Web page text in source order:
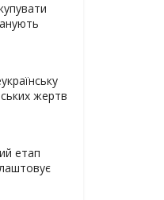
жертв
етап